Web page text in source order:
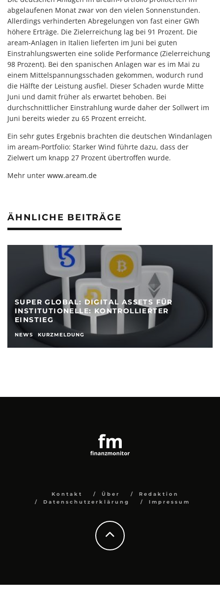
abgelaufenen Monat zwar von den vielen Sonnenstunden.
Allerdings verhinderten Abregelungen von fast einer GWh
höhere Erträge. Die Zielerreichung lag bei 91 Prozent. Die
aream-Anlagen in Italien lieferten im Juni bei guten
Einstrahlungswerten eine solide Performance (Zielerreichung
98 Prozent). Bei den spanischen Anlagen war es im Mai zu
einem Mittelspannungsschaden gekommen, wodurch rund
die Hälfte der Leistung ausfiel. Dieser Schaden wurde Mitte
Juni und damit früher als erwartet behoben. Bei
durchschnittlicher Einstrahlung wurde daher der Sollwert im
Juni bereits wieder zu 65 Prozent erreicht.
Ein sehr gutes Ergebnis brachten die deutschen Windanlagen
im aream-Portfolio: Starker Wind führte dazu, dass der
Zielwert um knapp 27 Prozent übertroffen wurde.
Mehr unter www.aream.de
ÄHNLICHE BEITRÄGE
SUPER GLOBAL: DIGITAL ASSETS FÜR
INSTITUTIONELLE: KONTROLLIERTER
EINSTIEG
NEWS KURZMELDUNG
Kontakt Über
Redaktion
Datenschutzerklärung
Impressum